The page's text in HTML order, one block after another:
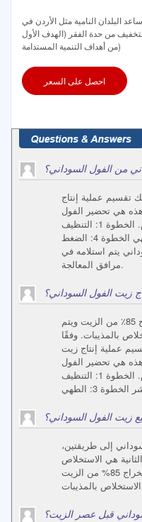
البلدان النامية مثل الأردن في
من حدة الفقر (الهدف الأول
من أهداف التنمية المستدامة)
احصل على السعر
من الفول السوداني؟
تقسيم عملية إنتاج
هي تحضير الفول
السوداني والضغط وتكرير الزيت الخام. الخطوة 1: التنظيف
الخطوة 2: إزالة القشر الخطوة 3: الطهي الخطوة 4: الضغط
يتم استلامه في
مرافق المعالجة.
زيت الفول السوداني؟
يمكن للضغط الميكانيكي استخراج 85٪ من الزيت ويتم
بالمذيبات. وفقًا
عملية إنتاج زيت
هي تحضير الفول
السوداني والضغط وتكرير الزيت الخام. الخطوة 1: التنظيف
زيت الفول السوداني؟
إلى طريقتين،
هي الاستخلاص
بالمذيبات. يمكن للضغط الميكانيكي استخراج 85% من الزيت
قبل عصر الزيت؟